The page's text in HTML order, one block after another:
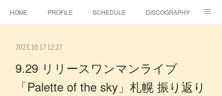
HOME PROFILE SCHEDULE DISCOGRAPHY
SE-NO EBINA EVENT HALL
2023.10.17 12:27
9.29 リリースワンマンライブ
「Palette of the sky」札幌 振り返り